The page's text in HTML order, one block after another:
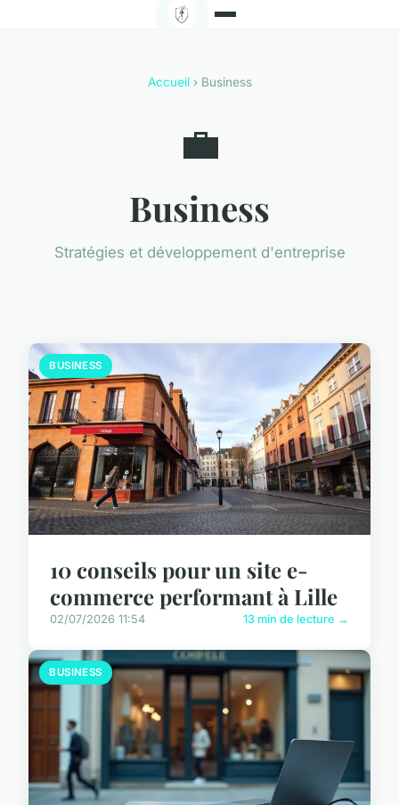
Accueil› Business
💼
Business
Stratégies et développement d'entreprise
BUSINESS
10 conseils pour un site e-
commerce performant à Lille
02/07/2026 11:54 13 min de lecture →
BUSINESS